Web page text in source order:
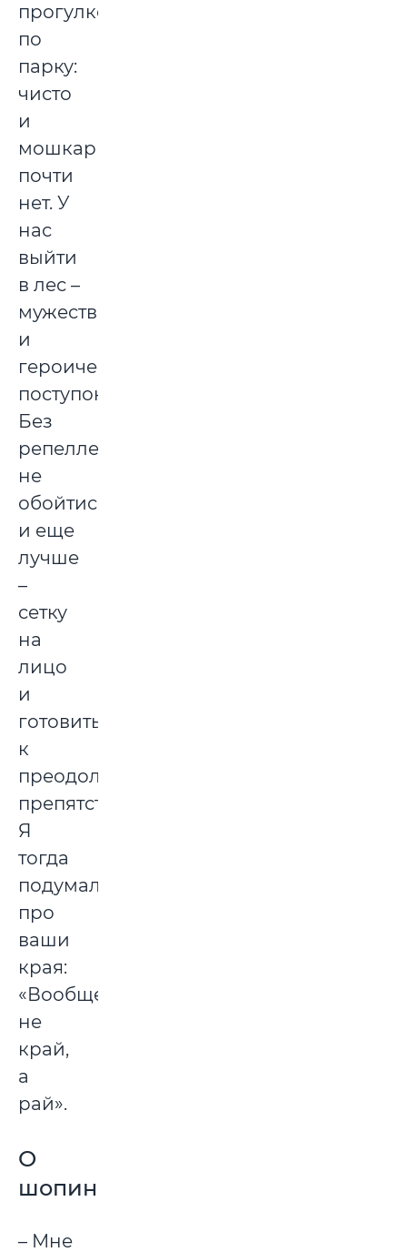
прогулке
по
парку:
чисто
и
мошкары
почти
нет. У
нас
выйти
в лес –
мужественный
и
героический
поступок.
Без
репеллентов
не
обойтись
и еще
лучше
–
сетку
на
лицо
и
готовиться
к
преодолению
препятствий.
Я
тогда
подумала
про
ваши
края:
«Вообще,
не
край,
а
рай».
О
шопинге
– Мне